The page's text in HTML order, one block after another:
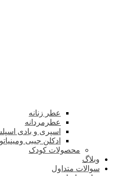
عطر زنانه
عطرمردانه
اسپری و بادی
ادکلن جیبی
محصولات کودک
وبلاگ
سوالات متداول